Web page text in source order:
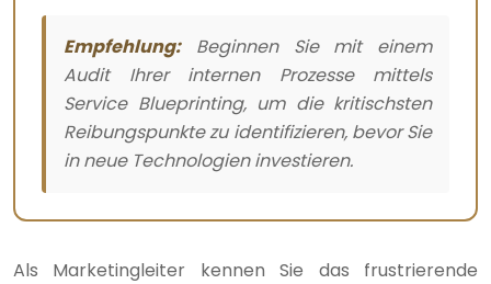
Empfehlung:Beginnen Sie mit einem
Audit Ihrer internen Prozesse mittels
Service Blueprinting, um die kritischsten
Reibungspunkte zu identifizieren, bevor Sie
in neue Technologien investieren.
Als Marketingleiter kennen Sie das frustrierende